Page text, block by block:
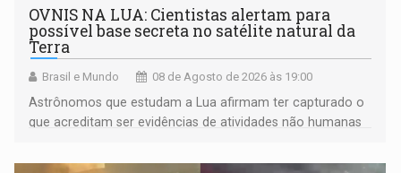
OVNIS NA LUA: Cientistas alertam para
possível base secreta no satélite natural da
Terra
Brasil e Mundo 08 de Agosto de 2026 às 19:00
Astrônomos que estudam a Lua afirmam ter capturado o
que acreditam ser evidências de atividades não humanas
órbita